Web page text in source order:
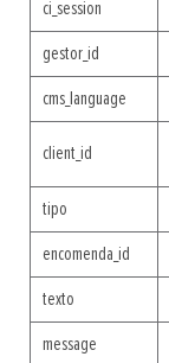
ci_session
gestor_id
cms_language
client_id
tipo
encomenda_id
texto
message